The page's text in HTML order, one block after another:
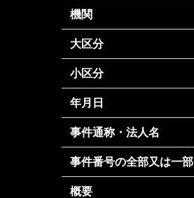
機関
大区分
小区分
年月日
事件通称・法人名
事件番号の全部又は一部
概要